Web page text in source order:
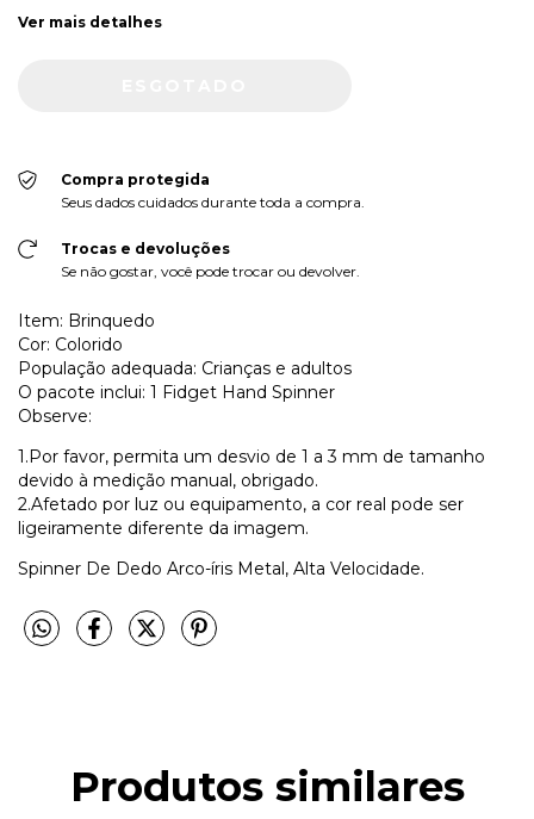
Ver mais detalhes
Compra protegida
Seus dados cuidados durante toda a compra.
Trocas e devoluções
Se não gostar, você pode trocar ou devolver.
Item: Brinquedo
Cor: Colorido
População adequada: Crianças e adultos
O pacote inclui: 1 Fidget Hand Spinner
Observe:
1.Por favor, permita um desvio de 1 a 3 mm de tamanho
devido à medição manual, obrigado.
2.Afetado por luz ou equipamento, a cor real pode ser
ligeiramente diferente da imagem.
Spinner De Dedo Arco-íris Metal, Alta Velocidade.
Produtos similares